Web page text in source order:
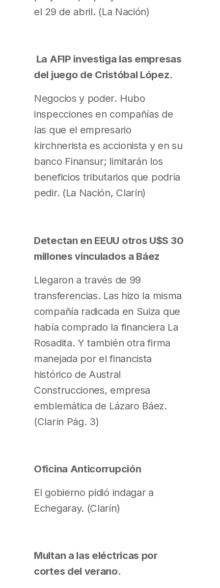
el 29 de abril. (La Nación)
La AFIP investiga las empresas
del juego de Cristóbal López.
Negocios y poder. Hubo
inspecciones en compañías de
las que el empresario
kirchnerista es accionista y en su
banco Finansur; limitarán los
beneficios tributarios que podría
pedir. (La Nación, Clarín)
Detectan en EEUU otros U$S 30
millones vinculados a Báez
Llegaron a través de 99
transferencias. Las hizo la misma
compañía radicada en Suiza que
había comprado la financiera La
Rosadita. Y también otra firma
manejada por el financista
histórico de Austral
Construcciones, empresa
emblemática de Lázaro Báez.
(Clarín Pág. 3)
Oficina Anticorrupción
El gobierno pidió indagar a
Echegaray. (Clarín)
Multan a las eléctricas por
cortes del verano.